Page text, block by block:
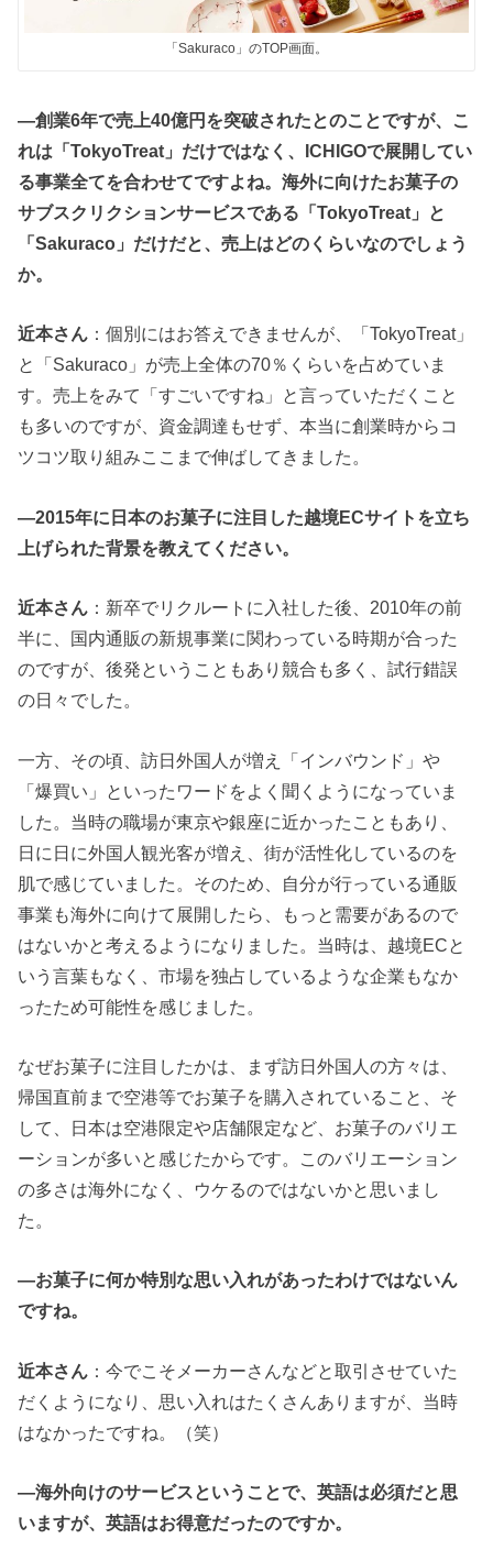
「Sakuraco」のTOP画面。
―創業6年で売上40億円を突破されたとのことですが、こ
れは「TokyoTreat」だけではなく、ICHIGOで展開してい
る事業全てを合わせてですよね。海外に向けたお菓子の
サブスクリクションサービスである「TokyoTreat」と
「Sakuraco」だけだと、売上はどのくらいなのでしょう
か。
近本さん ：個別にはお答えできませんが、「TokyoTreat」
と「Sakuraco」が売上全体の70％くらいを占めていま
す。売上をみて「すごいですね」と言っていただくこと
も多いのですが、資金調達もせず、本当に創業時からコ
ツコツ取り組みここまで伸ばしてきました。
―2015年に日本のお菓子に注目した越境ECサイトを立ち
上げられた背景を教えてください。
近本さん ：新卒でリクルートに入社した後、2010年の前
半に、国内通販の新規事業に関わっている時期が合った
のですが、後発ということもあり競合も多く、試行錯誤
の日々でした。
一方、その頃、訪日外国人が増え「インバウンド」や
「爆買い」といったワードをよく聞くようになっていま
した。当時の職場が東京や銀座に近かったこともあり、
日に日に外国人観光客が増え、街が活性化しているのを
肌で感じていました。そのため、自分が行っている通販
事業も海外に向けて展開したら、もっと需要があるので
はないかと考えるようになりました。当時は、越境ECと
いう言葉もなく、市場を独占しているような企業もなか
ったため可能性を感じました。
なぜお菓子に注目したかは、まず訪日外国人の方々は、
帰国直前まで空港等でお菓子を購入されていること、そ
して、日本は空港限定や店舗限定など、お菓子のバリエ
ーションが多いと感じたからです。このバリエーション
の多さは海外になく、ウケるのではないかと思いまし
た。
―お菓子に何か特別な思い入れがあったわけではないん
ですね。
近本さん ：今でこそメーカーさんなどと取引させていた
だくようになり、思い入れはたくさんありますが、当時
はなかったですね。（笑）
―海外向けのサービスということで、英語は必須だと思
いますが、英語はお得意だったのですか。